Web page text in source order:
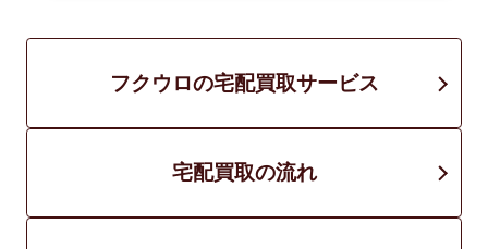
フクウロの宅配買取サービス
宅配買取の流れ